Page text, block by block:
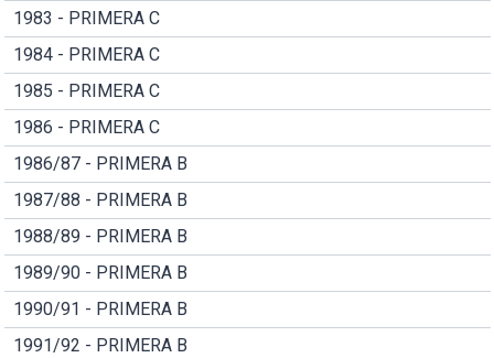
1983 - PRIMERA C
1984 - PRIMERA C
1985 - PRIMERA C
1986 - PRIMERA C
1986/87 - PRIMERA B
1987/88 - PRIMERA B
1988/89 - PRIMERA B
1989/90 - PRIMERA B
1990/91 - PRIMERA B
1991/92 - PRIMERA B